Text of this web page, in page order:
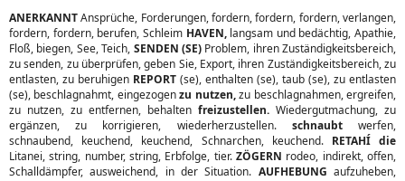
ANERKANNTAnsprüche, Forderungen, fordern, fordern, fordern, verlangen,
fordern, fordern, berufen, Schleim HAVEN,langsam und bedächtig, Apathie,
Floß, biegen, See, Teich, SENDEN (SE)Problem, ihren Zuständigkeitsbereich,
zu senden, zu überprüfen, geben Sie, Export, ihren Zuständigkeitsbereich, zu
entlasten, zu beruhigen REPORT (se), enthalten (se), taub (se), zu entlasten
(se), beschlagnahmt, eingezogenzu nutzen,zu beschlagnahmen, ergreifen,
zu nutzen, zu entfernen, behalten freizustellen. Wiedergutmachung, zu
ergänzen, zu korrigieren, wiederherzustellen. schnaubtwerfen,
schnaubend, keuchend, keuchend, Schnarchen, keuchend. RETAHÍ die
Litanei, string, number, string, Erbfolge, tier. ZÖGERN rodeo, indirekt, offen,
Schalldämpfer, ausweichend, in der Situation. AUFHEBUNG aufzuheben,